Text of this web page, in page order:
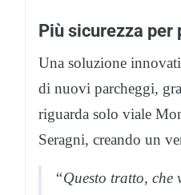
Più sicurezza per
Una soluzione
di nuovi parcheggi,
riguarda solo viale
Seragni, creando un
“Questo tratto, che